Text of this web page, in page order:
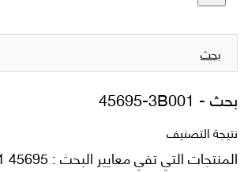
بحث
بحث - 45695-3B001
نتيجة التصنيف
المنتجات التي تفي معايير البحث : 45695 3B001